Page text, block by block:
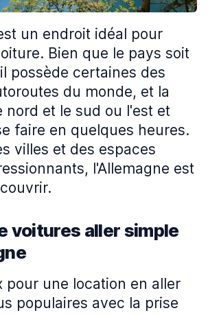
un endroit idéal pour
Bien que le pays soit
possède certaines des
du monde, et la
nord et le sud ou l'est et
faire en quelques heures.
villes et des espaces
l'Allemagne est
voitures aller simple
pour une location en aller
populaires avec la prise